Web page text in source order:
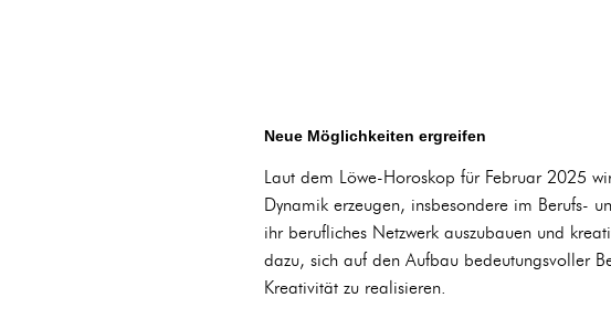
Neue Möglichkeiten ergreifen
Laut dem Löwe-Horoskop für Februar 2025
Dynamik erzeugen, insbesondere im Berufs-
ihr berufliches Netzwerk auszubauen und
dazu, sich auf den Aufbau bedeutungsvoller
Kreativität zu realisieren.